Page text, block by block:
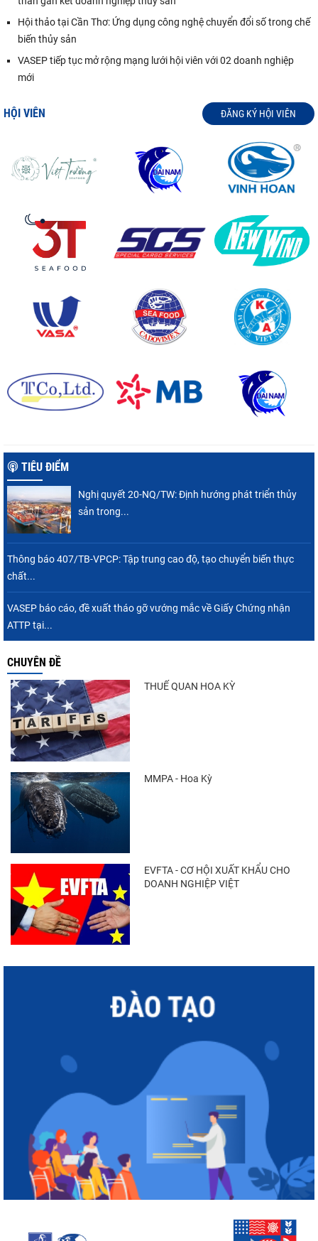
Hội thảo tại Cần Thơ: Ứng dụng công nghệ chuyển đổi số trong chế
biến thủy sản
VASEP tiếp tục mở rộng mạng lưới hội viên với 02 doanh nghiệp
mới
HỘI VIÊN ĐĂNG KÝ HỘI VIÊN
TIÊU ĐIỂM
Nghị quyết 20-NQ/TW: Định hướng phát triển thủy
sản trong...
Thông báo 407/TB-VPCP: Tập trung cao độ, tạo chuyển biến thực
chất...
VASEP báo cáo, đề xuất tháo gỡ vướng mắc về Giấy Chứng nhận
ATTP tại...
CHUYÊN ĐỀ
THUẾ QUAN HOA KỲ
MMPA - Hoa Kỳ
EVFTA - CƠ HỘI XUẤT KHẨU CHO
DOANH NGHIỆP VIỆT